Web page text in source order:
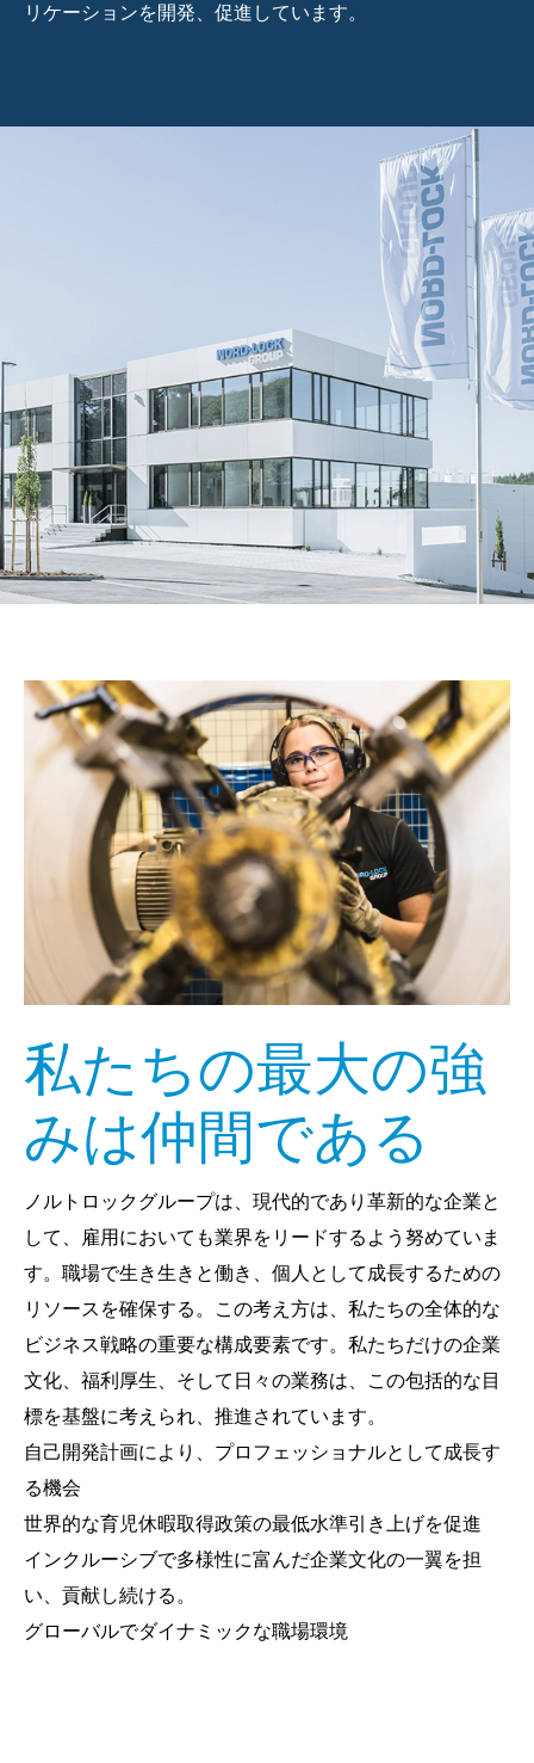
リケーションを開発、促進しています。
私たちの最大の強
みは仲間である
ノルトロックグループは、現代的であり革新的な企業と
して、雇用においても業界をリードするよう努めていま
す。職場で生き生きと働き、個人として成長するための
リソースを確保する。この考え方は、私たちの全体的な
ビジネス戦略の重要な構成要素です。私たちだけの企業
文化、福利厚生、そして日々の業務は、この包括的な目
標を基盤に考えられ、推進されています。
自己開発計画により、プロフェッショナルとして成長す
る機会
世界的な育児休暇取得政策の最低水準引き上げを促進
インクルーシブで多様性に富んだ企業文化の一翼を担
い、貢献し続ける。
グローバルでダイナミックな職場環境